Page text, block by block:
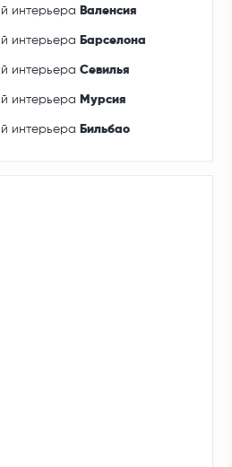
интерьера Валенсия
интерьера Барселона
интерьераСевилья
интерьера Мурсия
интерьера Бильбао